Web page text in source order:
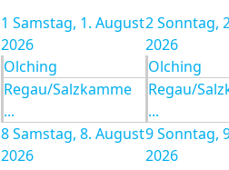
1 Samstag, 1. August
2026
Olching
Regau/Salzkamme
...
2Sonntag,
2026
Olching
Regau/
...
8Samstag, 8. August
2026
9Sonntag,
2026